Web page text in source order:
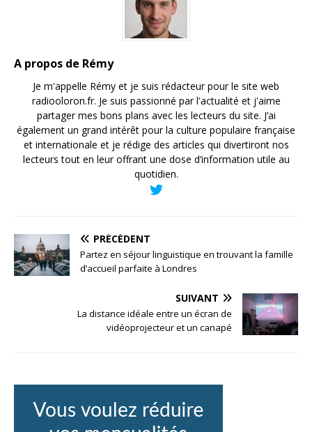
A propos de Rémy
Je m'appelle Rémy et je suis rédacteur pour le site web
radiooloron.fr. Je suis passionné par l'actualité et j'aime
partager mes bons plans avec les lecteurs du site. J’ai
également un grand intérêt pour la culture populaire française
et internationale et je rédige des articles qui divertiront nos
lecteurs tout en leur offrant une dose d’information utile au
quotidien.
PRÉCÉDENT
Partez en séjour linguistique en trouvant la famille
d’accueil parfaite à Londres
SUIVANT
La distance idéale entre un écran de
vidéoprojecteur et un canapé